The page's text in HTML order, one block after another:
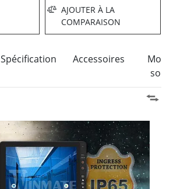
AJOUTER À LA
COMPARAISON
Spécification Accessoires